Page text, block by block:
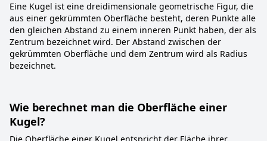
Eine Kugel ist eine dreidimensionale geometrische Figur, die
aus einer gekrümmten Oberfläche besteht, deren Punkte alle
den gleichen Abstand zu einem inneren Punkt haben, der als
Zentrum bezeichnet wird. Der Abstand zwischen der
gekrümmten Oberfläche und dem Zentrum wird als Radius
bezeichnet.
Wie berechnet man die Oberfläche einer
Kugel?